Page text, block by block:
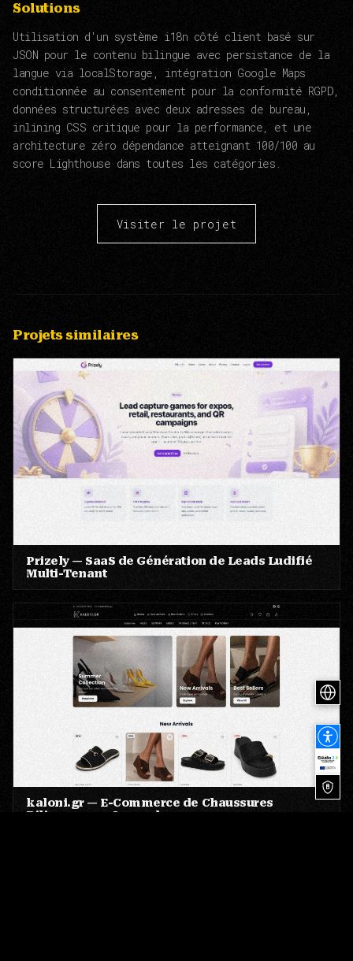
Solutions
Utilisation d'un système i18n côté client basé sur
JSON pour le contenu bilingue avec persistance de la
langue via localStorage, intégration Google Maps
conditionnée au consentement pour la conformité RGPD,
données structurées avec deux adresses de bureau,
inlining CSS critique pour la performance, et une
architecture zéro dépendance atteignant 100/100 au
score Lighthouse dans toutes les catégories.
Visiter le projet
Projets similaires
Prizely — SaaS de Génération de Leads Ludifié
Multi-Tenant
kaloni.gr — E-Commerce de Chaussures
Bilingue sous Laravel